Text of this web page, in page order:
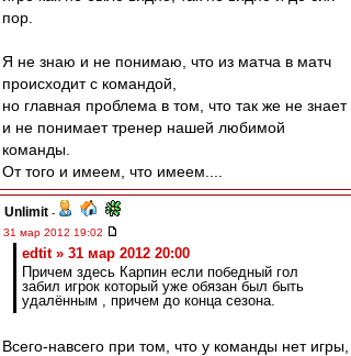
пор.
Я не знаю и не понимаю, что из матча в матч
происходит с командой,
но главная проблема в том, что так же не знает
и не понимает тренер нашей любимой
команды.
От того и имеем, что имеем....
Unlimit -
31 мар 2012 19:02
edtit » 31 мар 2012 20:00
Причем здесь Карпин если победный гол
забил игрок который уже обязан был быть
удалённым , причем до конца сезона.
Всего-навсего при том, что у команды нет игры,